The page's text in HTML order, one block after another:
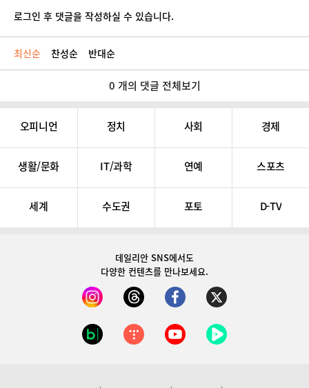
로그인 후 댓글을 작성하실 수 있습니다.
최신순 찬성순 반대순
0 개의 댓글 전체보기
오피니언 정치 사회 경제
생활/문화 IT/과학 연예 스포츠
세계 수도권 포토 D-TV
데일리안 SNS에서도
다양한 컨텐츠를 만나보세요.